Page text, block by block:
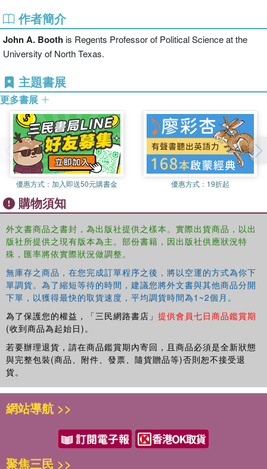
作者簡介
John A. Boothis Regents Professor of Political Science at the
University of North Texas.
主題書展
更多書展
優惠方式： 加入即送50元購書金 優惠方式： 19折起
購物須知
外文書商品之書封，為出版社提供之樣本。實際出貨商品，以出
版社所提供之現有版本為主。部份書籍，因出版社供應狀況特
殊，匯率將依實際狀況做調整。
無庫存之商品，在您完成訂單程序之後，將以空運的方式為你下
單調貨。為了縮短等待的時間，建議您將外文書與其他商品分開
下單，以獲得最快的取貨速度，平均調貨時間為1~2個月。
為了保護您的權益，「三民網路書店」 提供會員七日商品鑑賞期
(收到商品為起始日)。
若要辦理退貨，請在商品鑑賞期內寄回，且商品必須是全新狀態
與完整包裝(商品、附件、發票、隨貨贈品等)否則恕不接受退
貨。
網站導航 >>
聚焦三民 >>